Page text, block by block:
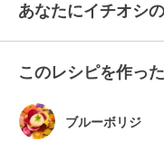
あなたにイチオシ
このレシピを作っ
ブルーボリジ